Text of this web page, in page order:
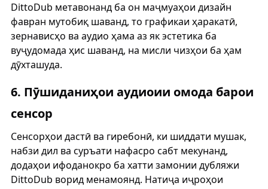
DittoDub метавонанд ба он маҷмуаҳои дизайн
фавран мутобиқ шаванд, то графикаи ҳаракатӣ,
зернависҳо ва аудио ҳама аз як эстетика ба
вуҷудомада ҳис шаванд, на мисли чизҳои ба ҳам
дӯхташуда.
6. Пӯшиданиҳои аудиоии омода барои
сенсор
Сенсорҳои дастӣ ва гиребонӣ, ки шиддати мушак,
набзи дил ва суръати нафасро сабт мекунанд,
додаҳои ифоданокро ба хатти замонии дубляжи
DittoDub ворид менамоянд. Натиҷа иҷроҳои